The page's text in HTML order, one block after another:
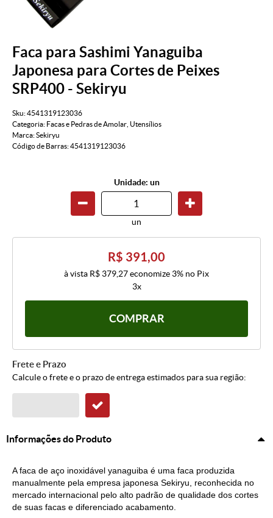
Faca para Sashimi Yanaguiba
Japonesa para Cortes de Peixes
SRP400 - Sekiryu
Sku:4541319123036
Categoria: Facas e Pedras de Amolar Utensílios
Marca:Sekiryu
Código de Barras:4541319123036
Unidade: un
un
R$ 391,00
à vista R$ 379,27economize 3% no Pix
3x
COMPRAR
Frete e Prazo
Calcule o frete e o prazo de entrega estimados para sua região:
Informações do Produto
A faca de aço inoxidável yanaguiba é uma faca produzida
manualmente pela empresa japonesa Sekiryu, reconhecida no
mercado internacional pelo alto padrão de qualidade dos cortes
de suas facas e diferenciado acabamento.